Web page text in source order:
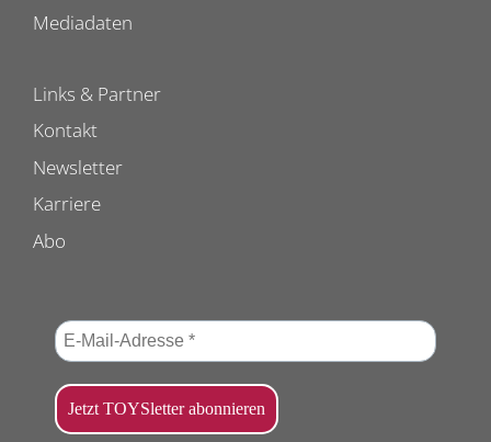
Mediadaten
Links & Partner
Kontakt
Newsletter
Karriere
Abo